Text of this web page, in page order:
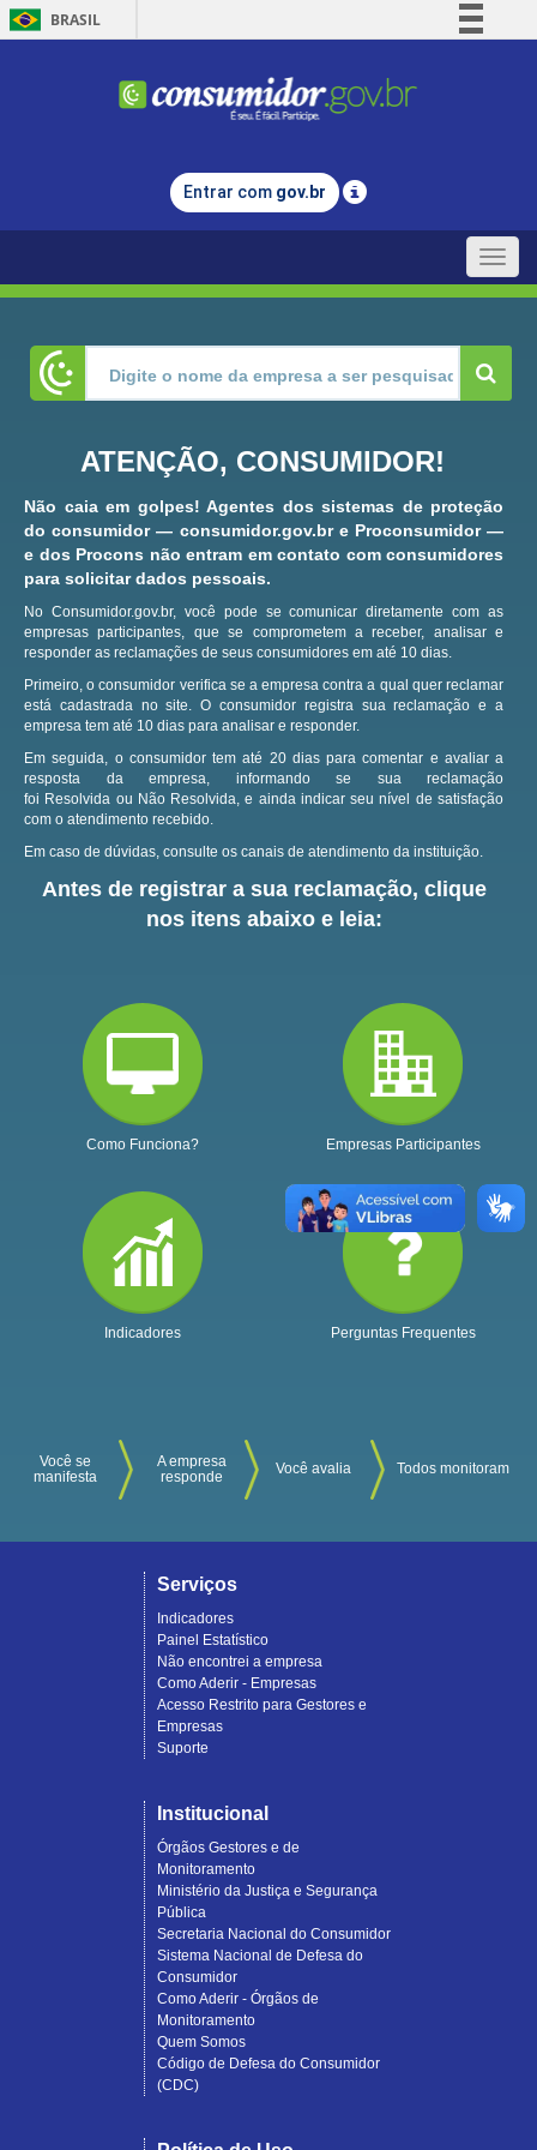
BRASIL
Comunica BR
Legislação
Entrar com gov.br
Toggle
ATENÇÃO, CONSUMIDOR!
Não caia em golpes! Agentes dos sistemas de proteção
do consumidor — consumidor.gov.br e Proconsumidor —
e dos Procons não entram em contato com consumidores
para solicitar dados pessoais.
No Consumidor.gov.br, você pode se comunicar diretamente com as
empresas participantes, que se comprometem a receber, analisar e
responder as reclamações de seus consumidores em até 10 dias.
Primeiro, o consumidor verifica se a empresa contra a qual quer reclamar
está cadastrada no site.O consumidor registra sua reclamação e a
empresa tem até 10 dias para analisar e responder.
Em seguida, o consumidor tem até 20 dias para comentar e avaliar a
resposta da empresa, informando se sua reclamação
foi Resolvida ou Não Resolvida, e ainda indicar seu nível de satisfação
com o atendimento recebido.
Em caso de dúvidas, consulte os canais de atendimento da instituição.
Antes de registrar a sua reclamação, clique
nos itens abaixo e leia:
Como Funciona? Empresas Participantes
Indicadores Perguntas Frequentes
Você se
manifesta
A empresa
responde
Você avalia Todos monitoram
Serviços
Indicadores
Painel Estatístico
Não encontrei a empresa
Como Aderir - Empresas
Acesso Restrito para Gestores e
Empresas
Suporte
Institucional
Órgãos Gestores e de
Monitoramento
Ministério da Justiça e Segurança
Pública
Secretaria Nacional do Consumidor
Sistema Nacional de Defesa do
Consumidor
Como Aderir - Órgãos de
Monitoramento
Quem Somos
Código de Defesa do Consumidor
(CDC)